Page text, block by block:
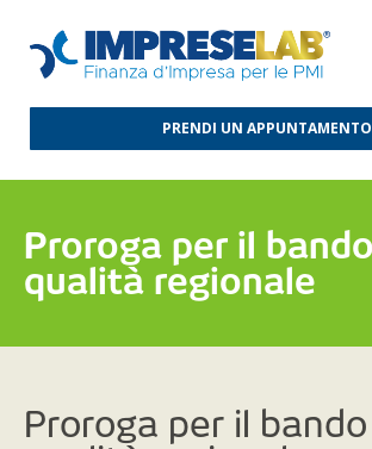
PRENDI UN APPUNTAMENTO
Proroga per il
qualità regionale
Proroga per il